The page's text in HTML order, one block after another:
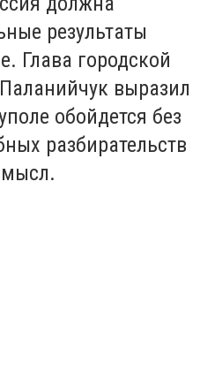
результаты
Глава городской
выразил
обойдется без
разбирательств